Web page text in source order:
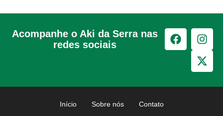
Acompanhe o Aki da Serra nas
redes sociais
Início Sobre nós Contato